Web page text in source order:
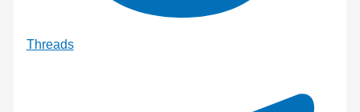
Threads